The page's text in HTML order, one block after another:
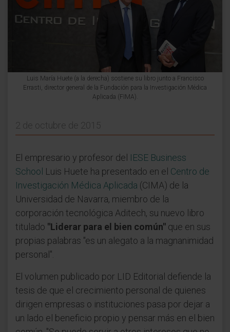
Luis María Huete (a la derecha) sostiene su libro junto a Francisco
Errasti, director general de la Fundación para la Investigación Médica
Aplicada (FIMA).
2 de octubre de 2015
El empresario y profesor del IESE Business
School Luis Huete ha presentado en el Centro de
Investigación Médica Aplicada (CIMA) de la
Universidad de Navarra, miembro de la
corporación tecnológica Aditech, su nuevo libro
titulado "Liderar para el bien común" que en sus
propias palabras "es un alegato a la magnanimidad
personal".
El volumen publicado por LID Editorial defiende la
tesis de que el crecimiento personal de quienes
dirigen empresas o instituciones pasa por dejar a
un lado el beneficio propio y pensar más en el bien